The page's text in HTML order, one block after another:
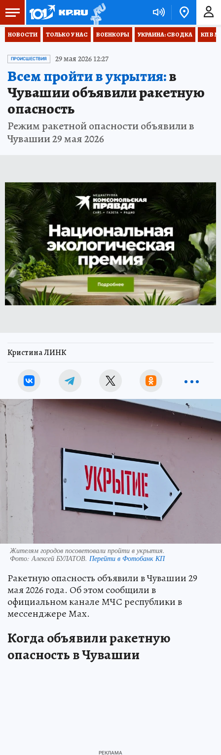
НОВОСТИ ТОЛЬКО У НАС ВОЕНКОРЫ УКРАИНА: СВОДКА КП В
ПРОИСШЕСТВИЯ 29 мая 2026 12:27
Всем пройти в укрытия:в
Чувашии объявили ракетную
опасность
Режим ракетной опасности объявили в
Чувашии 29 мая 2026
Кристина ЛИНК
Жителям городов посоветовали пройти в укрытия.
Фото: Алексей БУЛАТОВ. Перейти в Фотобанк КП
Ракетную опасность объявили в Чувашии 29
мая 2026 года. Об этом сообщили в
официальном канале МЧС республики в
мессенджере Мах.
Когда объявили ракетную
опасность в Чувашии